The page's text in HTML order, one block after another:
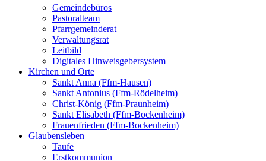
Gemeindebüros
Pastoralteam
Pfarrgemeinderat
Verwaltungsrat
Leitbild
Digitales Hinweisgebersystem
Kirchen und Orte
Sankt Anna (Ffm-Hausen)
Sankt Antonius (Ffm-Rödelheim)
Christ-König (Ffm-Praunheim)
Sankt Elisabeth (Ffm-Bockenheim)
Frauenfrieden (Ffm-Bockenheim)
Glaubensleben
Taufe
Erstkommunion